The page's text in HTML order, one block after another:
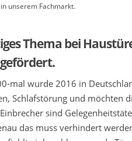
unserem Fachmarkt.
Thema bei
mal wurde 2016 in
Schlafstörung und möchten
sind
das muss verhindert